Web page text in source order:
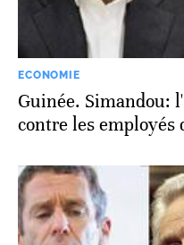
ECONOMIE
Guinée. Simandou:
contre les employés